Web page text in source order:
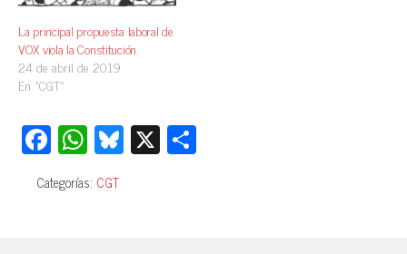
La principal propuesta laboral de
VOX viola la Constitución.
24 de abril de 2019
En «CGT»
Fa
ce
bo
ok
W
ha
ts
A
Bl
ue
y
X
pa
Categorías: CGT